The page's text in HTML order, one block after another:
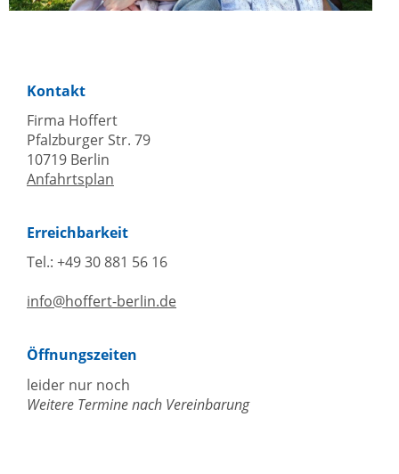
Kontakt
Firma Hoffert
Pfalzburger Str. 79
10719 Berlin
Anfahrtsplan
Erreichbarkeit
Tel.: +49 30 881 56 16
info@hoffert-berlin.de
Öffnungszeiten
leider nur noch
Weitere Termine nach Vereinbarung